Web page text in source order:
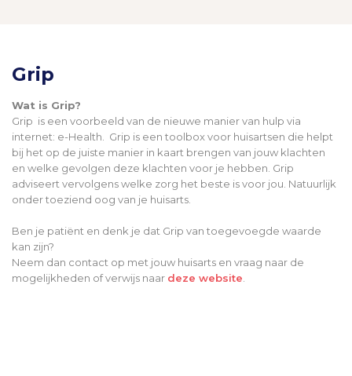
Grip
Wat is Grip?
Grip is een voorbeeld van de nieuwe manier van hulp via
internet: e-Health. Grip is een toolbox voor huisartsen die helpt
bij het op de juiste manier in kaart brengen van jouw klachten
en welke gevolgen deze klachten voor je hebben. Grip
adviseert vervolgens welke zorg het beste is voor jou. Natuurlijk
onder toeziend oog van je huisarts.
Ben je patiënt en denk je dat Grip van toegevoegde waarde
kan zijn?
Neem dan contact op met jouw huisarts en vraag naar de
mogelijkheden of verwijs naar deze website